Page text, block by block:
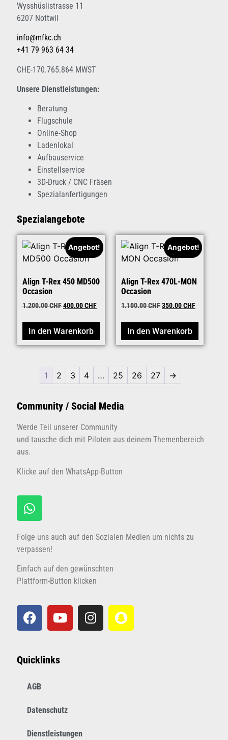
Wysshüslistrasse 11
6207 Nottwil
info@mfkc.ch
+41 79 963 64 34
CHE-170.765.864 MWST
Unsere Dienstleistungen:
Beratung
Flugschule
Online-Shop
Ladenlokal
Aufbauservice
Einstellservice
3D-Druck / CNC Fräsen
Spezialanfertigungen
Spezialangebote
Angebot!
Align T-Rex 450 MD500
Occasion
1.200.00CHF400.00CHF
In den Warenkorb
Angebot!
Align T-Rex 470L-MON
Occasion
1.100.00CHF350.00CHF
In den Warenkorb
1 2 3 4 … 25 26 27 →
Community / Social Media
Werde Teil unserer Community
und tausche dich mit Piloten aus deinem Themenbereich
aus.
Klicke auf den WhatsApp-Button
Folge uns auch auf den Sozialen Medien um nichts zu
verpassen!
Einfach auf den gewünschten
Plattform-Button klicken
Quicklinks
AGB
Datenschutz
Dienstleistungen